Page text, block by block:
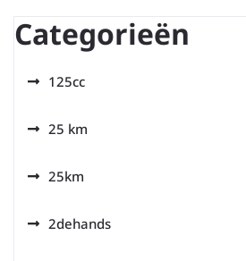
Categorieën
125cc
25 km
25km
2dehands